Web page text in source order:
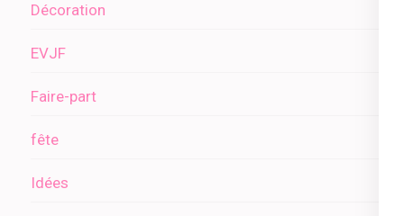
Décoration
EVJF
Faire-part
fête
Idées